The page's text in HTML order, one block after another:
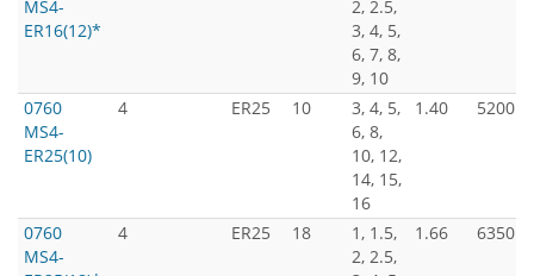
MS4-
ER16(12)*
2, 2.5,
3, 4, 5,
6, 7, 8,
9, 10
0760
MS4-
ER25(10)
4 ER25 10
3, 4, 5,
6, 8,
10, 12,
14, 15,
16
1.40 5200
0760
MS4-
4 ER25 18
1, 1.5,
2, 2.5,
1.66 6350